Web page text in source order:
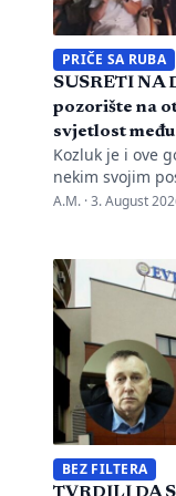
PRIČE SA RUBA
SUSRETI NA
pozorište na
svjetlost
Kozluk je i ove
nekim svojim
su se susreli
programi
da jedno mjesto
Kozluku se tih
A.M. ·3. August
BEZ FILTERA